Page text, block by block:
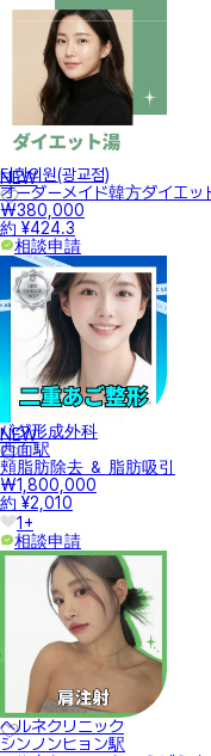
NEW
터한의원(광교점)
オーダーメイド韓方ダイエッ
₩380,000
約 ¥424.3
相談申請
NEW
バダ形成外科
西面駅
頬脂肪除去 ＆ 脂肪吸引
₩1,800,000
約 ¥2,010
1+
相談申請
ヘルネクリニック
シンノンヒョン駅